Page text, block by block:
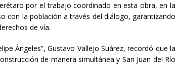
por el trabajo coordinado en esta obra, en la
con la población a través del diálogo, garantizando
de vía.
Ángeles”, Gustavo Vallejo Suárez, recordó que la
de manera simultánea y San Juan del Río